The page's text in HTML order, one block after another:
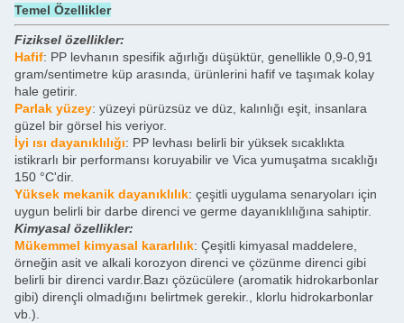
Temel Özellikler
Fiziksel özellikler:
Hafif: PP levhanın spesifik ağırlığı düşüktür, genellikle 0,9-0,91
gram/sentimetre küp arasında, ürünlerini hafif ve taşımak kolay
hale getirir.
Parlak yüzey: yüzeyi pürüzsüz ve düz, kalınlığı eşit, insanlara
güzel bir görsel his veriyor.
İyi ısı dayanıklılığı: PP levhası belirli bir yüksek sıcaklıkta
istikrarlı bir performansı koruyabilir ve Vica yumuşatma sıcaklığı
150 °C'dir.
Yüksek mekanik dayanıklılık: çeşitli uygulama senaryoları için
uygun belirli bir darbe direnci ve germe dayanıklılığına sahiptir.
Kimyasal özellikler:
Mükemmel kimyasal kararlılık: Çeşitli kimyasal maddelere,
örneğin asit ve alkali korozyon direnci ve çözünme direnci gibi
belirli bir direnci vardır.Bazı çözücülere (aromatik hidrokarbonlar
gibi) dirençli olmadığını belirtmek gerekir., klorlu hidrokarbonlar
vb.).